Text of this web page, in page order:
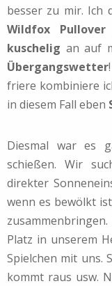
besser zu mir. Ich
Wildfox Pullover
kuschelig an auf
Übergangswetter
friere kombiniere
in diesem Fall eben
Diesmal war es
schießen. Wir
direkter
wenn es bewölkt
Platz in unserem
Spielchen mit uns.
kommt raus usw.